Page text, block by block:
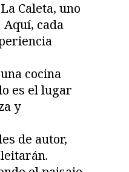
Caleta, uno
cada
cocina
es el lugar
y
de autor,